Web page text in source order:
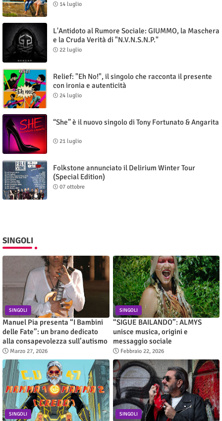
14 luglio
L'Antidoto al Rumore Sociale: GIUMMO, la Maschera
e la Cruda Verità di "N.V.N.S.N.P."
22 luglio
Relief: "Eh No!", il singolo che racconta il presente
con ironia e autenticità
24 luglio
“She” è il nuovo singolo di Tony Fortunato & Angarita
21 luglio
Folkstone annunciato il Delirium Winter Tour
(Special Edition)
07 ottobre
SINGOLI
SINGOLI
Manuel Pia presenta “I Bambini
delle Fate”: un brano dedicato
alla consapevolezza sull’autismo
Marzo 27, 2026
SINGOLI
“SIGUE BAILANDO”: ALMYS
unisce musica, origini e
messaggio sociale
Febbraio 22, 2026
SINGOLI SINGOLI